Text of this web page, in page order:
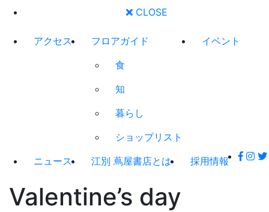
CLOSE
アクセス
フロアガイド
食
知
暮らし
ショップリスト
イベント
ニュース 江別 蔦屋書店とは 採用情報
Valentine’s day